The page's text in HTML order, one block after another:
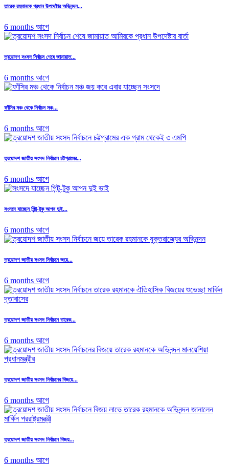
তারেক রহমানকে প্রধান উপদেষ্টার অভিনন্দন...
6 months আগে
ত্রয়োদশ সংসদ নির্বাচন শেষে জামায়াত...
6 months আগে
ফাঁসির মঞ্চ থেকে নির্বাচন মঞ্চ...
6 months আগে
ত্রয়োদশ জাতীয় সংসদ নির্বাচনে চট্টগ্রামের...
6 months আগে
সংসদে যাচ্ছেন পিন্টু-টুকু আপন দুই...
6 months আগে
ত্রয়োদশ জাতীয় সংসদ নির্বাচনে জয়ে...
6 months আগে
ত্রয়োদশ জাতীয় সংসদ নির্বাচনে তারেক...
6 months আগে
ত্রয়োদশ জাতীয় সংসদ নির্বাচনের বিজয়ে...
6 months আগে
ত্রয়োদশ জাতীয় সংসদ নির্বাচনে বিজয়...
6 months আগে